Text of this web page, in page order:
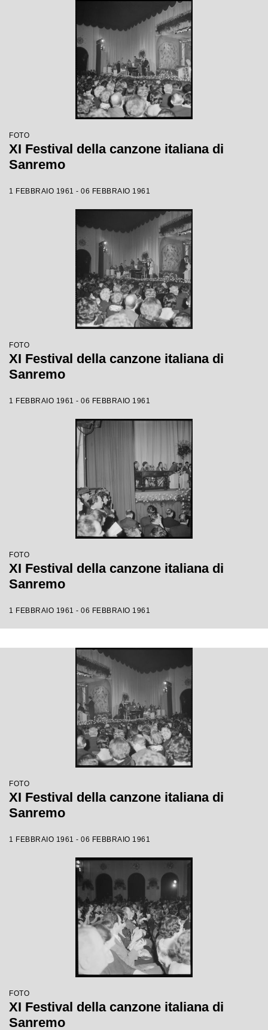
FOTO
XI Festival della canzone italiana di
Sanremo
1 FEBBRAIO 1961 - 06 FEBBRAIO 1961
FOTO
XI Festival della canzone italiana di
Sanremo
1 FEBBRAIO 1961 - 06 FEBBRAIO 1961
FOTO
XI Festival della canzone italiana di
Sanremo
1 FEBBRAIO 1961 - 06 FEBBRAIO 1961
FOTO
XI Festival della canzone italiana di
Sanremo
1 FEBBRAIO 1961 - 06 FEBBRAIO 1961
FOTO
XI Festival della canzone italiana di
Sanremo